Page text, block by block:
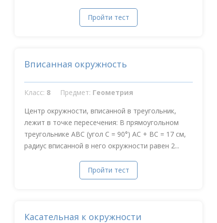
Пройти тест
Вписанная окружность
Класс: 8 Предмет: Геометрия
Центр окружности, вписанной в треугольник,
лежит в точке пересечения: В прямоугольном
треугольнике АВС (угол С = 90°) АС + ВС = 17 см,
радиус вписанной в него окружности равен 2...
Пройти тест
Касательная к окружности